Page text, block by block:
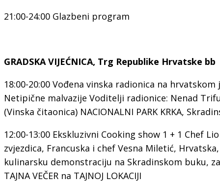
21:00-24:00 Glazbeni program
GRADSKA VIJEĆNICA, Trg Republike Hrvatske bb
18:00-20:00 Vođena vinska radionica na
Netipične malvazije Voditelji radionice: Nenad
(Vinska čitaonica) NACIONALNI PARK KRKA,
12:00-13:00 Ekskluzivni Cooking show 1 + 1 Chef
zvjezdica, Francuska i chef Vesna Miletić,
kulinarsku demonstraciju na Skradinskom buku,
TAJNA VEČER na TAJNOJ LOKACIJI